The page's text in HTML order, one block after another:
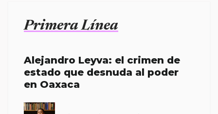
Primera Línea
Alejandro Leyva: el crimen de
estado que desnuda al poder
en Oaxaca